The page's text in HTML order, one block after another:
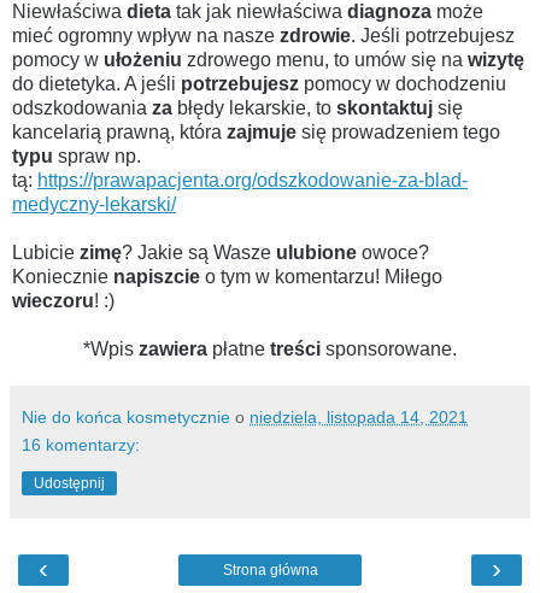
N iewłaściwa dieta tak jak niewłaściwa diagnoza może
mieć ogromny wpływ na nasze zdrowie. Jeśli potrzebujesz
pomocy w ułożeniu zdrowego menu, to umów się na wizytę
do dietetyka. A jeśli potrzebujesz pomocy w dochodzeniu
odszkodowania za błędy lekarskie, to skontaktuj się
kancelarią prawną, która zajmuje się prowadzeniem tego
typu spraw np.
tą: https://prawapacjenta.org/odszkodowanie-za-blad-
medyczny-lekarski/
Lubicie zimę? Jakie są Wasze ulubione owoce?
Koniecznie napiszcie o tym w komentarzu! Miłego
wieczoru! :)
*Wpis zawiera płatne treści sponsorowane.
Nie do końca kosmetycznie o niedziela, listopada 14, 2021
16 komentarzy:
Udostępnij
‹ ›
Strona główna